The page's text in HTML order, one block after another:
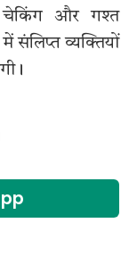
चेकिंग और गश्त
संलिप्त व्यक्तियों